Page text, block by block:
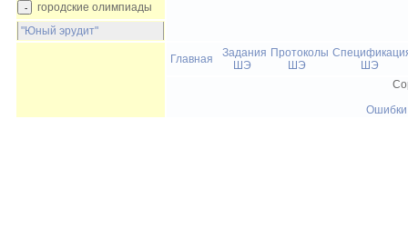
городские олимпиады
"Юный эрудит"
Главная
Задания
ШЭ
Протоколы
ШЭ
ШЭ
Ошибки